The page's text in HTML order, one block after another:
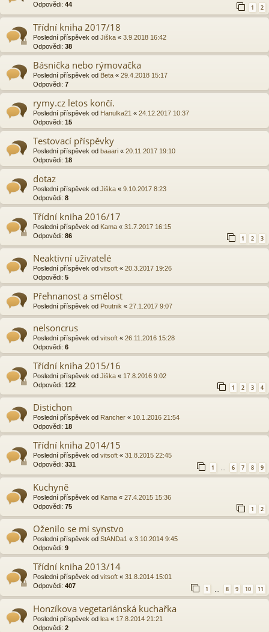
Odpovědi: 44 1 2
Třídní kniha 2017/18
Poslední příspěvek od Jiška « 3.9.2018 16:42
Odpovědi: 38
Básnička nebo rýmovačka
Poslední příspěvek od Beta « 29.4.2018 15:17
Odpovědi: 7
rymy.cz letos končí.
Poslední příspěvek od Hanulka21 « 24.12.2017 10:37
Odpovědi: 15
Testovací příspěvky
Poslední příspěvek od baaari « 20.11.2017 19:10
Odpovědi: 18
dotaz
Poslední příspěvek od Jiška « 9.10.2017 8:23
Odpovědi: 8
Třídní kniha 2016/17
Poslední příspěvek od Kama « 31.7.2017 16:15
Odpovědi: 86 1 2 3
Neaktivní uživatelé
Poslední příspěvek od vitsoft « 20.3.2017 19:26
Odpovědi: 5
Přehnanost a smělost
Poslední příspěvek od Poutnik « 27.1.2017 9:07
nelsoncrus
Poslední příspěvek od vitsoft « 26.11.2016 15:28
Odpovědi: 6
Třídní kniha 2015/16
Poslední příspěvek od Jiška « 17.8.2016 9:02
Odpovědi: 122 1 2 3 4
Distichon
Poslední příspěvek od Rancher « 10.1.2016 21:54
Odpovědi: 18
Třídní kniha 2014/15
Poslední příspěvek od vitsoft « 31.8.2015 22:45
Odpovědi: 331 1 6 7 8 9
Kuchyně
Poslední příspěvek od Kama « 27.4.2015 15:36
Odpovědi: 75 1 2
Oženilo se mi synstvo
Poslední příspěvek od StANDa1 « 3.10.2014 9:45
Odpovědi: 9
Třídní kniha 2013/14
Poslední příspěvek od vitsoft « 31.8.2014 15:01
Odpovědi: 407 1 8 9 10 11
Honzíkova vegetariánská kuchařka
Poslední příspěvek od lea « 17.8.2014 21:21
Odpovědi: 2